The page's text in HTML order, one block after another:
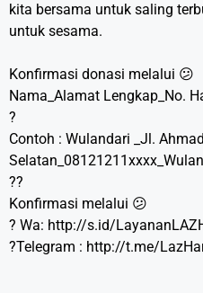
kita bersama untuk saling
untuk sesama.
Konfirmasi donasi melalui 😕
Nama_Alamat Lengkap_No.
?
Contoh : Wulandari _Jl.
??
Konfirmasi melalui 😕
? Wa: http://s.id/
?Telegram : http://t.me/